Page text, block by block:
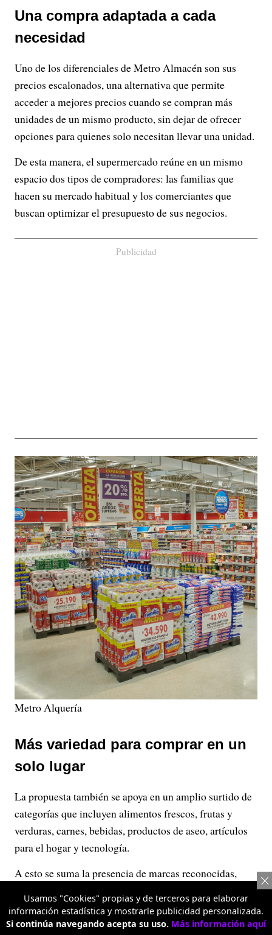
Una compra adaptada a cada
necesidad
Uno de los diferenciales de Metro Almacén son sus
precios escalonados, una alternativa que permite
acceder a mejores precios cuando se compran más
unidades de un mismo producto, sin dejar de ofrecer
opciones para quienes solo necesitan llevar una unidad.
De esta manera, el supermercado reúne en un mismo
espacio dos tipos de compradores: las familias que
hacen su mercado habitual y los comerciantes que
buscan optimizar el presupuesto de sus negocios.
Publicidad
Metro Alquería
Más variedad para comprar en un
solo lugar
La propuesta también se apoya en un amplio surtido de
categorías que incluyen alimentos frescos, frutas y
verduras, carnes, bebidas, productos de aseo, artículos
para el hogar y tecnología.
A esto se suma la presencia de marcas reconocidas,
desarrollada para ofrecer una alternativa de calidad a
precios competitivos.
Usamos "Cookies" propias y de terceros para elaborar
información estadística y mostrarle publicidad personalizada.
Si continúa navegando acepta su uso. Más información aquí